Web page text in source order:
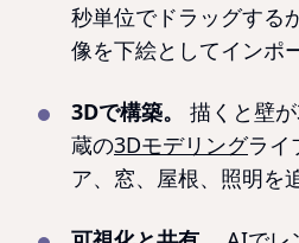
秒単位でドラッグする
像を下絵としてインポ
3Dで構築。
描くと壁
蔵の3Dモデリングライ
ア、窓、屋根、照明を